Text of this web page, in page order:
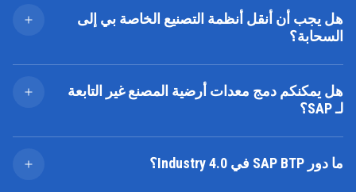
هل يجب أن أنقل أنظمة التصنيع الخاصة بي إلى
السحابة؟
ليس بالضرورة. تدعم SAP النماذج الهجينة، حيث يمكنك
واعتماد الحلول السحابية تدريجيًا مثل SAP DMC أو مكوّنات
هل يمكنكم دمج معدات أرضية المصنع غير التابعة
لـ SAP؟
نعم. باستخدام بروتوكولات مثل OPC UA وMQTT وModbus
ما دور SAP BTP في Industry 4.0؟